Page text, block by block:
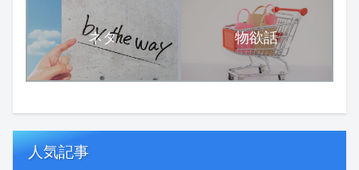
ネタ 物欲話
人気記事